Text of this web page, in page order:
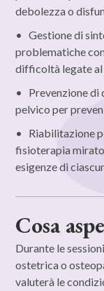
debolezza o
• Gestione di
problematiche
difficoltà legate
• Prevenzione di
pelvico per
• Riabilitazione
fisioterapia
esigenze di
Cosa
Durante le
ostetrica o
valuterà le